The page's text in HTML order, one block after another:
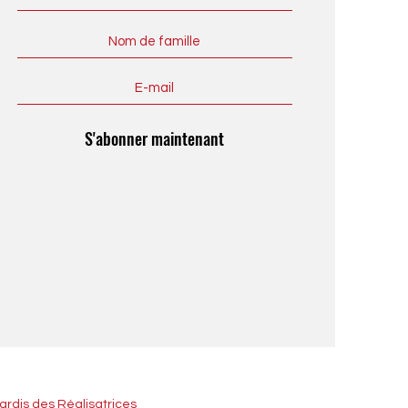
S'abonner maintenant
des Réalisatrices